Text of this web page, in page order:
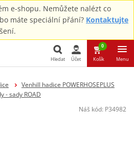
e-shopu. Nemůžete nalézt co
máte speciální přání? Kontaktujte
Hledat
Hledat Účet
0
Košík Menu
Venhill hadice POWERHOSEPLUS
- sady ROAD
Náš kód: P34982